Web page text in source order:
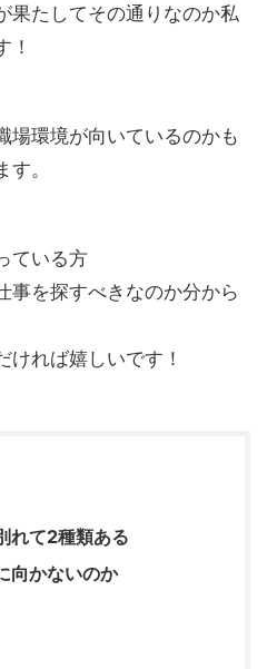
果たしてその通りなのか私
！
場環境が向いているのかも
。
ている方
事を探すべきなのか分から
ければ嬉しいです！
れて2種類ある
向かないのか